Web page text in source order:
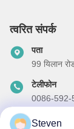
त्वरित संपर्क
पता
99 यिलान
टेलीफोन
0086-592-
ईमेल
Steven